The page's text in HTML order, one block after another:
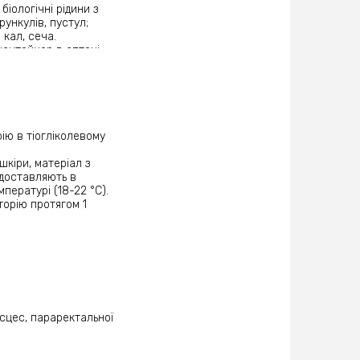
-
-
-
-
рідини з
пустул;
кал, сеча.
в аптеці,
стерильній
та інших
для рідкого
заздалегідь в
в тіогліколевому
матеріал з
в
(18-22 °С).
протягом 1
здійснюється
поверхні
подальше
місць рани
параректальної